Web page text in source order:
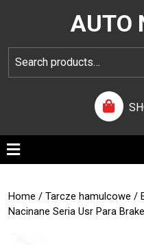
AUTO
Home / Tarcze hamulcowe /
Nacinane Seria Usr Para